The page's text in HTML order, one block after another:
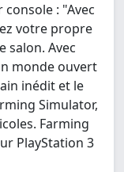
: "Avec
votre propre
salon. Avec
monde ouvert
inédit et le
Simulator,
Farming
PlayStation 3